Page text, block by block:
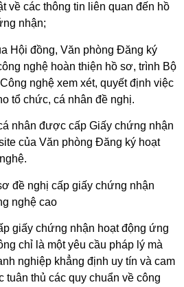
về các thông tin liên quan đến hồ
nhận;
Hội đồng, Văn phòng Đăng ký
nghệ hoàn thiện hồ sơ, trình Bộ
nghệ xem xét, quyết định việc
tổ chức, cá nhân đề nghị.
nhân được cấp Giấy chứng nhận
của Văn phòng Đăng ký hoạt
đề nghị cấp giấy chứng nhận
nghệ cao
giấy chứng nhận hoạt động ứng
chỉ là một yêu cầu pháp lý mà
nghiệp khẳng định uy tín và cam
tuân thủ các quy chuẩn về công